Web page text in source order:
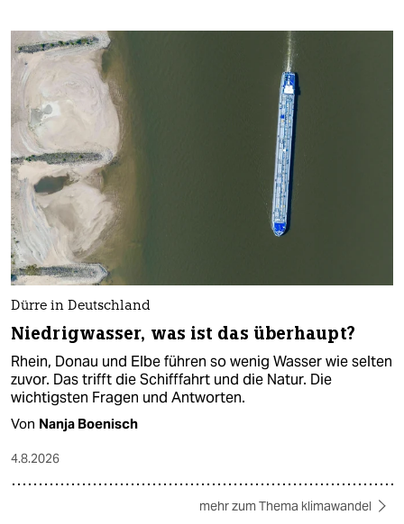
Dürre in Deutschland
Niedrigwasser, was ist das überhaupt?
Rhein, Donau und Elbe führen so wenig Wasser wie selten
zuvor. Das trifft die Schifffahrt und die Natur. Die
wichtigsten Fragen und Antworten.
Von Nanja Boenisch
4.8.2026
mehr zum Thema klimawandel